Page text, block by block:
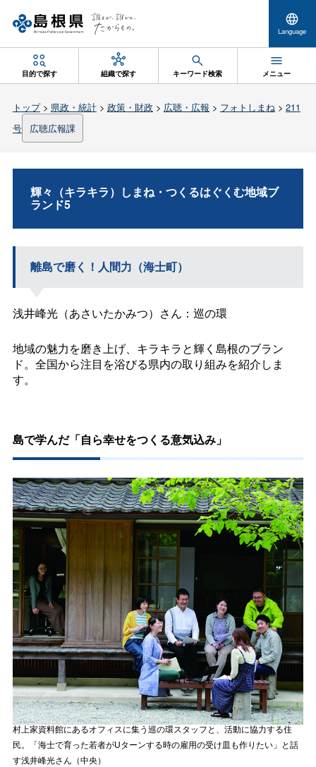
Language
目的で探す 組織で探す キーワード検索 メニュー
トップ> 県政・統計> 政策・財政 > 広聴・広報 > フォトしまね> 211
号
広聴広報課
輝々（キラキラ）しまね・つくるはぐくむ地域ブ
ランド5
離島で磨く！人間力（海士町）
浅井峰光（あさいたかみつ）さん：巡の環
地域の魅力を磨き上げ、キラキラと輝く島根のブラン
ド。全国から注目を浴びる県内の取り組みを紹介しま
す。
島で学んだ「自ら幸せをつくる意気込み」
村上家資料館にあるオフィスに集う巡の環スタッフと、活動に協力する住
民。「海士で育った若者がUターンする時の雇用の受け皿も作りたい」と話
す浅井峰光さん（中央）